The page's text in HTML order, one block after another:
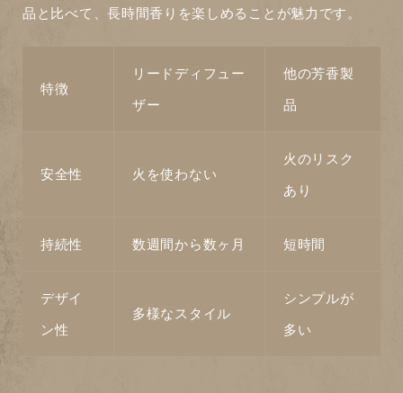
品と比べて、長時間香りを楽しめることが魅力です。
特徴
リードディフュー
ザー
他の芳香製
品
安全性 火を使わない
火のリスク
あり
持続性 数週間から数ヶ月 短時間
デザイ
ン性
多様なスタイル
シンプルが
多い